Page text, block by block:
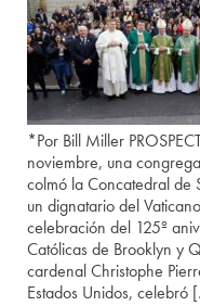
*Por Bill Miller
noviembre, una
colmó la Concatedral de
un dignatario del
celebración del 125º
Católicas de Brooklyn y
cardenal Christophe
Estados Unidos, celebró